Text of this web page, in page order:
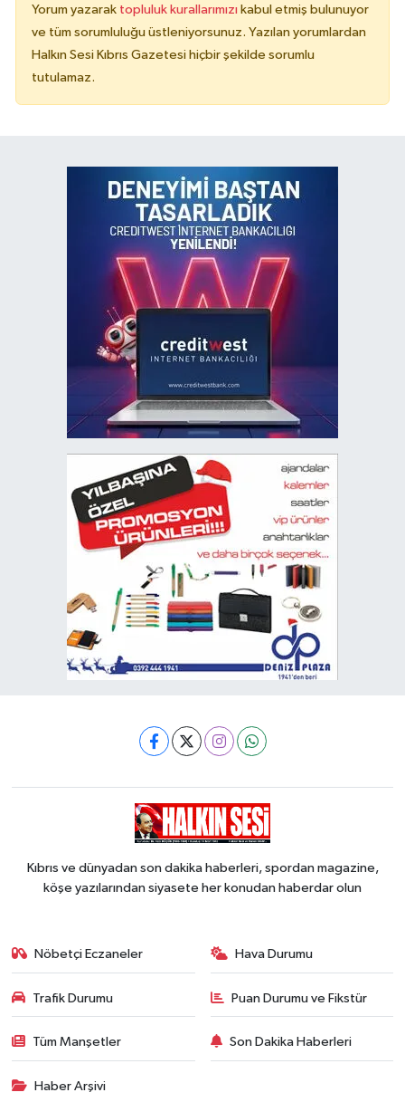
Yorum yazarak topluluk kurallarımızı kabul etmiş bulunuyor
ve tüm sorumluluğu üstleniyorsunuz. Yazılan yorumlardan
Halkın Sesi Kıbrıs Gazetesi hiçbir şekilde sorumlu
tutulamaz.
Kıbrıs ve dünyadan son dakika haberleri, spordan magazine,
köşe yazılarından siyasete her konudan haberdar olun
Nöbetçi Eczaneler Hava Durumu
Trafik Durumu Puan Durumu ve Fikstür
Tüm Manşetler Son Dakika Haberleri
Haber Arşivi